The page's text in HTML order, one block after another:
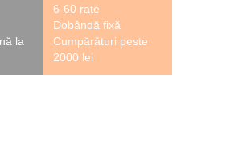
la
6-60 rate
Dobândă fixă
Cumpărături peste
2000 lei